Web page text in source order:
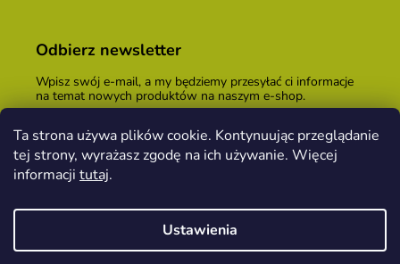
Ta strona używa plików cookie. Kontynuując przeglądanie
tej strony, wyrażasz zgodę na ich używanie. Więcej
informacji tutaj.
Ustawienia
Odbierz newsletter
Wpisz swój e-mail, a my będziemy przesyłać ci informacje
na temat nowych produktów na naszym e-shop.
Podając adres e-mail, zgadzasz się zwarunkami
handlowymi
ZALOGUJ SIĘ